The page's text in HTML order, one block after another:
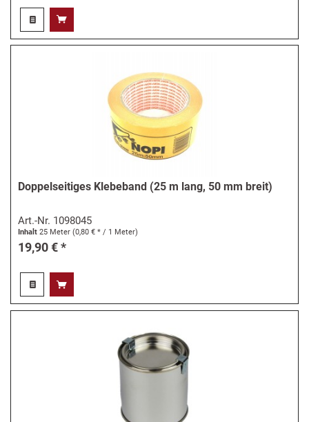
Doppelseitiges Klebeband (25 m lang, 50 mm breit)
Art.-Nr. 1098045
Inhalt25 Meter(0,80 € * / 1 Meter)
19,90 € *